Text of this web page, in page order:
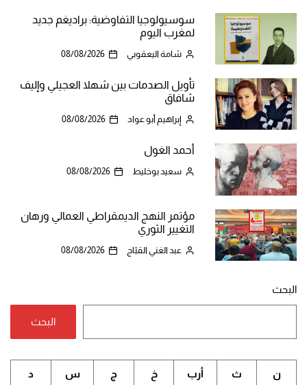
سوسيولوجيا التفاوضية: براديغم جديد
لمغرب اليوم
شامة اليعقوبي 08/08/2026
تأويل الصدمات بين شهلا العجيلي وإليف
شافاق
إبراهيم أبو عواد 08/08/2026
أحمد الغول
سعيد بوخليط 08/08/2026
مؤتمر النهج الديمقراطي العمالي ورهان
التغيير الثوري
عبد الغني القبّاج 08/08/2026
البحث
البحث
ن ث أرب خ ج س د